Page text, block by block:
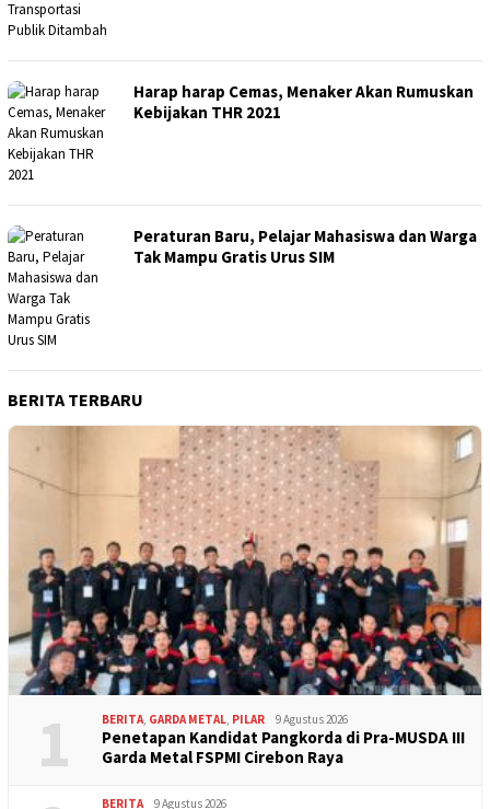
Harap harap Cemas, Menaker Akan Rumuskan
Kebijakan THR 2021
Peraturan Baru, Pelajar Mahasiswa dan Warga
Tak Mampu Gratis Urus SIM
BERITA TERBARU
1 BERITA, GARDA METAL, PILAR 9 Agustus 2026
Penetapan Kandidat Pangkorda di Pra-MUSDA III
Garda Metal FSPMI Cirebon Raya
BERITA 9 Agustus 2026